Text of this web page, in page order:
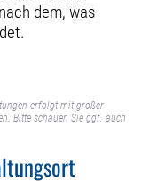
dem, was
erfolgt mit großer
Bitte schauen Sie ggf. auch